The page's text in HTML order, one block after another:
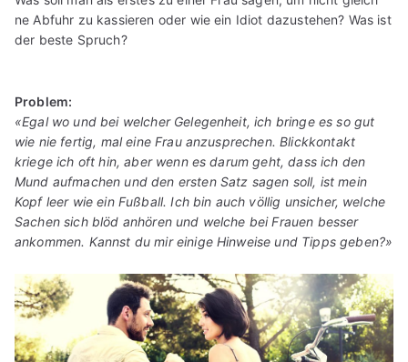
ne Abfuhr zu kassieren oder wie ein Idiot dazustehen? Was ist
der beste Spruch?
Problem:
«Egal wo und bei welcher Gelegenheit, ich bringe es so gut
wie nie fertig, mal eine Frau anzusprechen. Blickkontakt
kriege ich oft hin, aber wenn es darum geht, dass ich den
Mund aufmachen und den ersten Satz sagen soll, ist mein
Kopf leer wie ein Fußball. Ich bin auch völlig unsicher, welche
Sachen sich blöd anhören und welche bei Frauen besser
ankommen. Kannst du mir einige Hinweise und Tipps geben?»